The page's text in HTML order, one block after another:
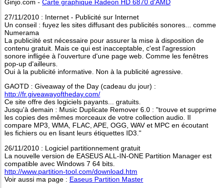
Ginjo.com - Carte graphique Radeon HD 6870 d'AMD
27/11/2010 : Internet - Publicité sur Internet
Un conseil : fuyez les sites diffusant des publicités sonores... comme
Numerama
La publiciité est nécessaire pour assurer la mise à disposition de
contenu gratuit. Mais ce qui est inacceptable, c'est l'agression
sonore infligée à l'ouverture d'une page web. Comme les fenêtres
pop-up d'ailleurs.
Oui à la publicité informative. Non à la publicité agressive.
GAOTD : Giveaway of the Day (cadeau du jour) :
http://fr.giveawayoftheday.com/
Ce site offre des logiciels payants... gratuits.
Jusqu'à demain : Music Duplicate Remover 6.0 : "trouve et supprime
les copies des mêmes morceaux de votre collection audio. Il
compare MP3, WMA, FLAC, APE, OGG, WAV et MPC en écoutant
les fichiers ou en lisant leurs étiquettes ID3."
26/11/2010 : Logiciel partitionnement gratuit
La nouvelle version de EASEUS ALL-IN-ONE Partition Manager est
compatible avec Windows 7 64 bits.
http://www.partition-tool.com/download.htm
Voir aussi ma page : Easeus Partition Master